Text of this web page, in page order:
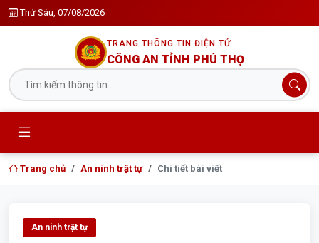
Thứ Sáu, 07/08/2026
TRANG THÔNG TIN ĐIỆN TỬ
CÔNG AN TỈNH PHÚ THỌ
Trang chủ An ninh trật tự Chi tiết bài viết
An ninh trật tự